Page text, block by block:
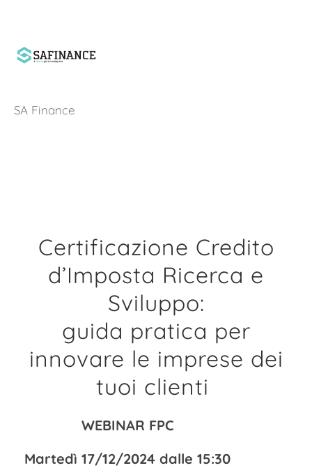
SA Finance
Certificazione Credito
d’Imposta Ricerca e
Sviluppo:
guida pratica per
innovare le imprese dei
tuoi clienti
WEBINAR FPC
Martedì 17/12/2024 dalle 15:30